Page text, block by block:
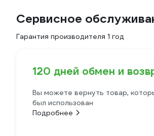
Сервисное
Гарантия производителя 1 год
120 дней обмен и
Вы можете вернуть товар,
был использован
Подробнее